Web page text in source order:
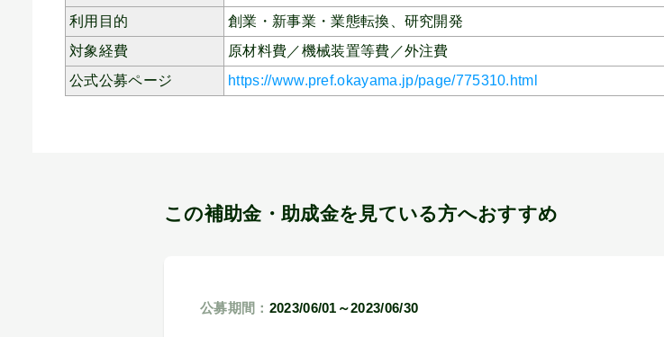
利用目的
創業・新事業・業態転換、 研究開発
対象経費
原材料費／機械装置等費／外注費
公式公募ページ
https://www.pref.okayama.jp/page/775310.html
この補助金・助成金を見ている方へおすすめ
公募期間： 2023/06/01～2023/06/30